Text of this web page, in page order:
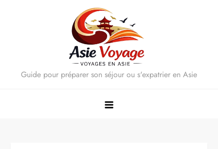
Guide pour préparer son séjour ou s'expatrier en Asie